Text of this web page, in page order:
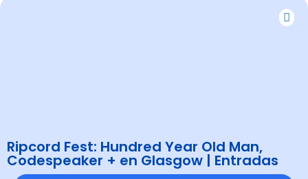
Ripcord Fest: Hundred Year Old Man,
Codespeaker + en Glasgow | Entradas